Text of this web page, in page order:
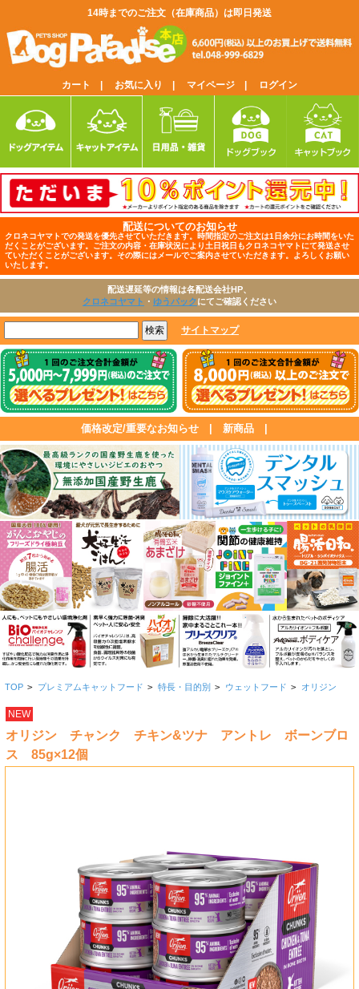
14時までのご注文（在庫商品）は即日発送
カート | お気に入り | マイページ | ログイン
配送についてのお知らせ
クロネコヤマトでの発送を優先させていただきます。時間指定のご注文は1日余分にお時間をいた
だくことがございます。ご注文の内容・在庫状況により土日祝日もクロネコヤマトにて発送させ
ていただくことがございます。その際にはメールでご案内させていただきます。よろしくお願い
いたします。
配送遅延等の情報は各配送会社HP、
クロネコヤマト ・ ゆうパックにてご確認ください
サイトマップ
価格改定/重要なお知らせ 新商品
TOP > プレミアムキャットフード > 特長・目的別 > ウェットフード > オリジン
NEW
オリジン チャンク チキン&ツナ アントレ ボーンブロ
ス 85g×12個